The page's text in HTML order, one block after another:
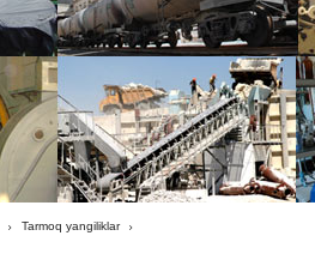
Tarmoq yangiliklar